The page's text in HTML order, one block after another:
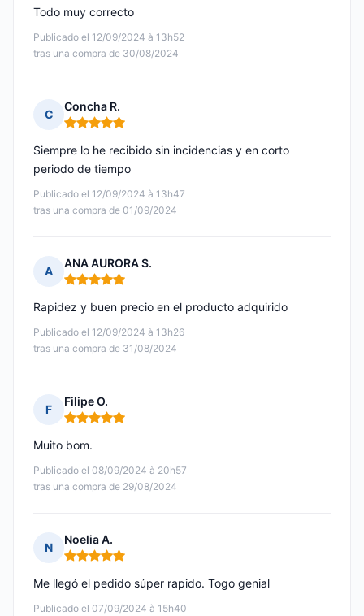
Publicado el 12/09/2024 à 13h52
tras una compra de 30/08/2024
Todo muy correcto
C
Concha R.
Nota: 5 de 5
Publicado el 12/09/2024 à 13h47
tras una compra de 01/09/2024
Siempre lo he recibido sin incidencias y en corto
periodo de tiempo
A
ANA AURORA S.
Nota: 5 de 5
Publicado el 12/09/2024 à 13h26
tras una compra de 31/08/2024
Rapidez y buen precio en el producto adquirido
F
Filipe O.
Nota: 5 de 5
Publicado el 08/09/2024 à 20h57
tras una compra de 29/08/2024
Muito bom.
N
Noelia A.
Nota: 5 de 5
Publicado el 07/09/2024 à 15h40
Me llegó el pedido súper rapido. Togo genial